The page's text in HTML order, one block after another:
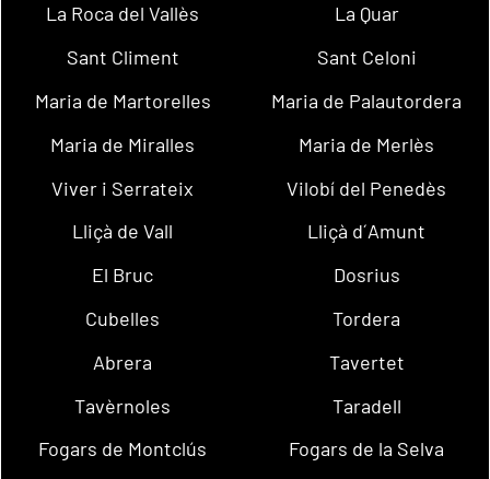
La Roca del Vallès
La Quar
Sant Climent
Sant Celoni
Maria de Martorelles
Maria de Palautordera
Maria de Miralles
Maria de Merlès
Viver i Serrateix
Vilobí del Penedès
Lliçà de Vall
Lliçà d´Amunt
El Bruc
Dosrius
Cubelles
Tordera
Abrera
Tavertet
Tavèrnoles
Taradell
Fogars de Montclús
Fogars de la Selva